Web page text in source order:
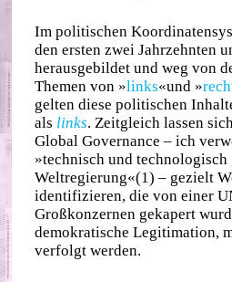
Im politischen
den ersten zwei Jahrzehnten
herausgebildet und weg von
Themen von »links«und »
gelten diese politischen
als links. Zeitgleich lassen
Global Governance – ich
»technisch und
Weltregierung«(1) – gezielt
identifizieren, die von einer
Großkonzernen gekapert
demokratische Legitimation,
verfolgt werden.